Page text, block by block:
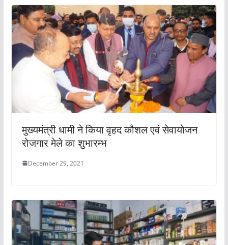
मुख्यमंत्री धामी ने किया वृहद कौशल एवं सेवायोजन
रोजगार मेले का शुभारम्भ
December 29, 2021